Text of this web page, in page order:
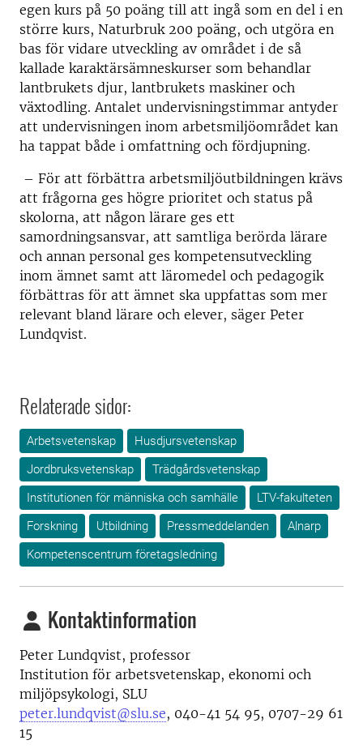
egen kurs på 50 poäng till att ingå som en del i en
större kurs, Naturbruk 200 poäng, och utgöra en
bas för vidare utveckling av området i de så
kallade karaktärsämneskurser som behandlar
lantbrukets djur, lantbrukets maskiner och
växtodling. Antalet undervisningstimmar antyder
att undervisningen inom arbetsmiljöområdet kan
ha tappat både i omfattning och fördjupning.
– För att förbättra arbetsmiljöutbildningen krävs
att frågorna ges högre prioritet och status på
skolorna, att någon lärare ges ett
samordningsansvar, att samtliga berörda lärare
och annan personal ges kompetensutveckling
inom ämnet samt att läromedel och pedagogik
förbättras för att ämnet ska uppfattas som mer
relevant bland lärare och elever, säger Peter
Lundqvist.
Relaterade sidor:
Arbetsvetenskap
Husdjursvetenskap
Jordbruksvetenskap
Trädgårdsvetenskap
Institutionen för människa och samhälle
LTV-fakulteten
Forskning
Utbildning Pressmeddelanden
Alnarp
Kompetenscentrum företagsledning
Kontaktinformation
Peter Lundqvist, professor
Institution för arbetsvetenskap, ekonomi och
miljöpsykologi, SLU
peter.lundqvist@slu.se, 040-41 54 95, 0707-29 61
15